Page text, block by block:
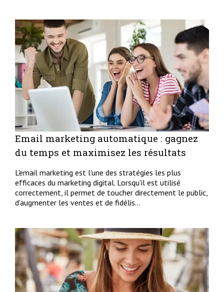
Email marketing automatique : gagnez
du temps et maximisez les résultats
L'email marketing est l'une des stratégies les plus
efficaces du marketing digital. Lorsqu'il est utilisé
correctement, il permet de toucher directement le public,
d'augmenter les ventes et de fidélis...